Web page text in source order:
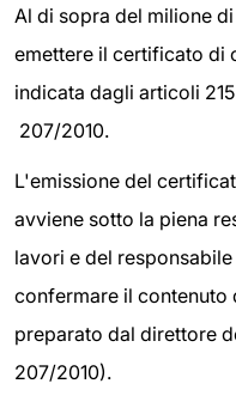
Al di sopra del milione
emettere il certificato di
indicata dagli articoli
207/2010.
L'emissione del
avviene sotto la piena
lavori e del
confermare il
preparato dal direttore
207/2010).